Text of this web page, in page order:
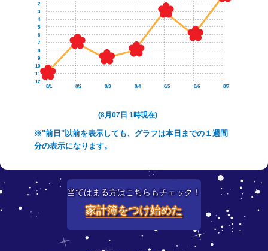
8/1 8/2 8/3 8/4 8/5 8/6 8/7
12
11
10
9
8
7
6
5
4
3
2
(8月07日 1時現在)
※"前日"以前を表示しても、グラフは本日までの１週間
分の表示になります。
当てはまる方はこちらもチェック！
家計簿をつけ始めた